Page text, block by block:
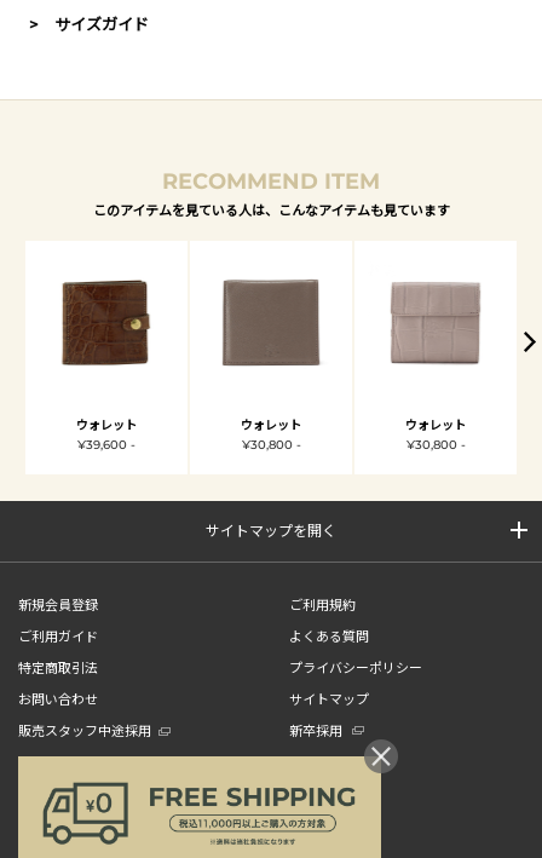
> サイズガイド
RECOMMEND ITEM
このアイテムを見ている人は、こんなアイテムも見ています
ウォレット
¥39,600 -
ウォレット
¥30,800 -
ウォレット
¥30,800 -
サイトマップを開く
新規会員登録
ご利用規約
ご利用ガイド
よくある質問
特定商取引法
プライバシーポリシー
お問い合わせ
サイトマップ
販売スタッフ中途採用
新卒採用